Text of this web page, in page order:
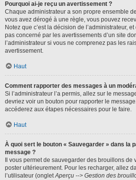
Pourquoi ai-je reçu un avertissement ?
Chaque administrateur a son propre ensemble
vous avez dérogé à une règle, vous pouvez
Notez que c’est la décision de l’administrateur,
pas concerné par les avertissements d’un site
l’administrateur si vous ne comprenez pas les
avertissement.
Haut
Comment rapporter des messages à un
Si l’administrateur l’a permis, allez sur le
devriez voir un bouton pour rapporter le
accéderez aux étapes nécessaires pour le faire.
Haut
À quoi sert le bouton « Sauvegarder » dans la
message ?
Il vous permet de sauvegarder des brouillons de
poster ultérieurement. Pour les recharger, allez
l’utilisateur (ongletAperçu --> Gestion des